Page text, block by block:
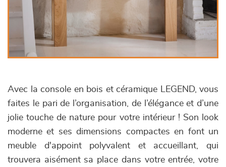
Avec la console en bois et céramique LEGEND, vous
faites le pari de l’organisation, de l’élégance et d’une
jolie touche de nature pour votre intérieur ! Son look
moderne et ses dimensions compactes en font un
meuble d'appoint polyvalent et accueillant, qui
trouvera aisément sa place dans votre entrée, votre